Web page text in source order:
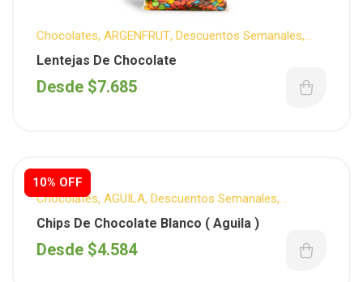
Chocolates, ARGENFRUT, Descuentos Semanales,
Reposteria
Lentejas De Chocolate
Desde $7.685
10% OFF
10% OFF
Chocolates, AGUILA, Descuentos Semanales,
Reposteria
Chips De Chocolate Blanco ( Aguila )
Desde $4.584